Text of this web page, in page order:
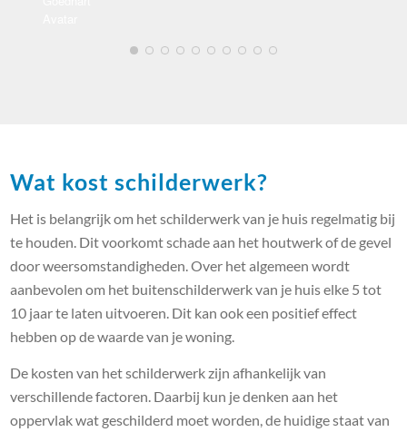
Wat kost schilderwerk?
Het is belangrijk om het schilderwerk van je huis regelmatig bij
te houden. Dit voorkomt schade aan het houtwerk of de gevel
door weersomstandigheden. Over het algemeen wordt
aanbevolen om het buitenschilderwerk van je huis elke 5 tot
10 jaar te laten uitvoeren. Dit kan ook een positief effect
hebben op de waarde van je woning.
De kosten van het schilderwerk zijn afhankelijk van
verschillende factoren. Daarbij kun je denken aan het
oppervlak wat geschilderd moet worden, de huidige staat van